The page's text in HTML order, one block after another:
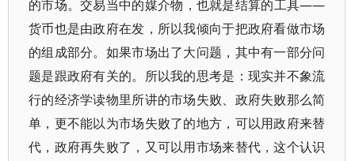
的市场。交易当中的媒介物，也就是结算的工具――
货币也是由政府在发，所以我倾向于把政府看做市场
的组成部分。如果市场出了大问题，其中有一部分问
题是跟政府有关的。所以我的思考是：现实并不象流
行的经济学读物里所讲的市场失败、政府失败那么简
单，更不能以为市场失败了的地方，可以用政府来替
代，政府再失败了，又可以用市场来替代，这个认识